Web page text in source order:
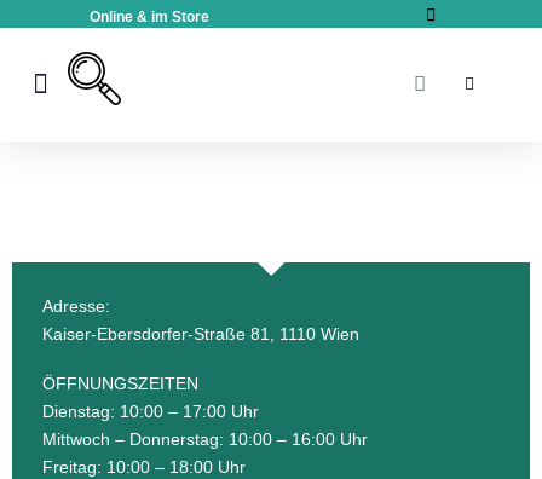
Online & im Store
Adresse:
Kaiser-Ebersdorfer-Straße 81, 1110 Wien
ÖFFNUNGSZEITEN
Dienstag: 10:00 – 17:00 Uhr
Mittwoch – Donnerstag: 10:00 – 16:00 Uhr
Freitag: 10:00 – 18:00 Uhr